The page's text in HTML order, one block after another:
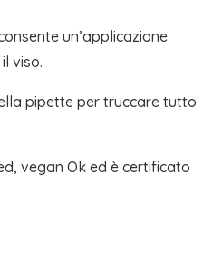
un’applicazione
viso.
pipette per truccare tutto
vegan Ok ed è certificato